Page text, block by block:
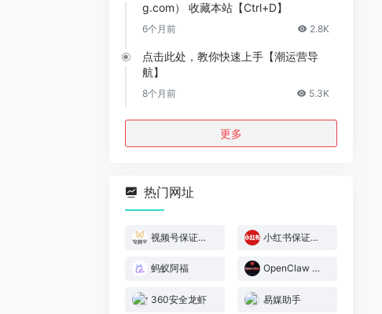
g.com） 收藏本站【Ctrl+D】
6个月前 2.8K
点击此处，教你快速上手【潮运营导
航】
8个月前 5.3K
更多
热门网址
视频号保证金规则 小红书保证金规则
蚂蚁阿福 OpenClaw 官网
360安全龙虾 易媒助手